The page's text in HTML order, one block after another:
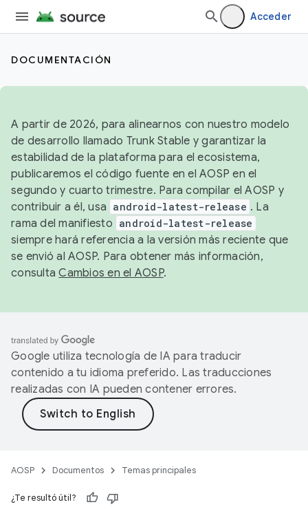
Acceder
DOCUMENTACIÓN
A partir de 2026, para alinearnos con nuestro modelo
de desarrollo llamado Trunk Stable y garantizar la
estabilidad de la plataforma para el ecosistema,
publicaremos el código fuente en el AOSP en el
segundo y cuarto trimestre. Para compilar el AOSP y
contribuir a él, usa android-latest-release . La
rama del manifiesto android-latest-release
siempre hará referencia a la versión más reciente que
se envió al AOSP. Para obtener más información,
consultaCambios en el AOSP.
Google utiliza tecnología de IA para traducir
contenido a tu idioma preferido. Las traducciones
realizadas con IA pueden contener errores.
AOSP Documentos Temas principales
¿Te resultó útil?